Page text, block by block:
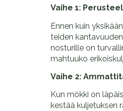
Vaihe 1:
Ennen kuin
teiden
nosturille on
mahtuuko
Vaihe 2:
Kun mökki on
kestää kuljetuksen